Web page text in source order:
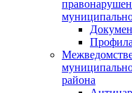
района